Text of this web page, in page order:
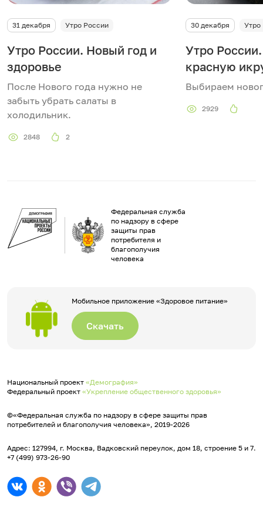
и
в
и
31 декабря Утро России
Утро России. Новый год и
здоровье
После Нового года нужно не
забыть убрать салаты в
холодильник.
2848 2
30 декабря Утро
Утро
красную
Выбираем
2929
Федеральная служба
по надзору в сфере
защиты прав
потребителя и
благополучия
человека
Мобильное приложение «Здоровое питание»
Скачать
Национальный проект «Демография»
Федеральный проект «Укрепление общественного здоровья»
©«Федеральная служба по надзору в сфере защиты прав
потребителей и благополучия человека», 2019-2026
Адрес: 127994, г. Москва, Вадковский переулок, дом 18, строение 5 и 7.
+7 (499) 973-26-90